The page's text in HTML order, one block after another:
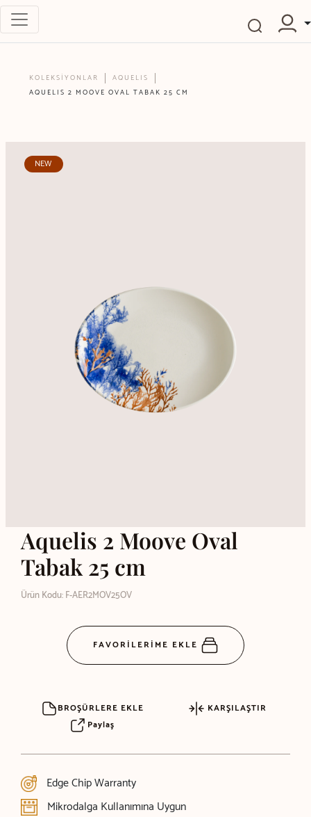
KOLEKSİYONLAR
AQUELIS
AQUELIS 2 MOOVE OVAL TABAK 25 CM
NEW
Aquelis 2 Moove Oval
Tabak 25 cm
Ürün Kodu: F-AER2MOV25OV
FAVORİLERİME EKLE
BROŞÜRLERE EKLE
KARŞILAŞTIR
Paylaş
Edge Chip Warranty
Mikrodalga Kullanımına Uygun